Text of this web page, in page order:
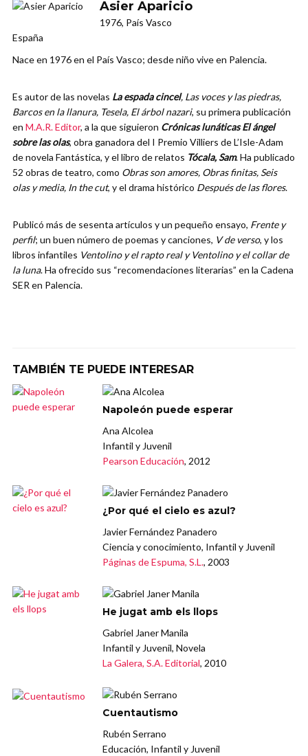
Asier Aparicio
1976, País Vasco
España
Nace en 1976 en el País Vasco; desde niño vive en Palencia.
Es autor de las novelas La espada cincel, Las voces y las piedras,
Barcos en la llanura, Tesela, El árbol nazari, su primera publicación
en M.A.R. Editor, a la que siguieron Crónicas lunáticas El ángel
sobre las olas, obra ganadora del I Premio Villiers de L’Isle-Adam
de novela Fantástica, y el libro de relatos Tócala, Sam. Ha publicado
52 obras de teatro, como Obras son amores, Obras finitas, Seis
olas y media, In the cut, y el drama histórico Después de las flores.
Publicó más de sesenta artículos y un pequeño ensayo, Frente y
perfil; un buen número de poemas y canciones, V de verso, y los
libros infantiles Ventolino y el rapto real y Ventolino y el collar de
la luna. Ha ofrecido sus “recomendaciones literarias” en la Cadena
SER en Palencia.
TAMBIÉN TE PUEDE INTERESAR
Napoleón puede esperar
Ana Alcolea
Infantil y Juvenil
Pearson Educación, 2012
¿Por qué el cielo es azul?
Javier Fernández Panadero
Ciencia y conocimiento, Infantil y Juvenil
Páginas de Espuma, S.L., 2003
He jugat amb els llops
Gabriel Janer Manila
Infantil y Juvenil, Novela
La Galera, S.A. Editorial, 2010
Cuentautismo
Rubén Serrano
Educación, Infantil y Juvenil